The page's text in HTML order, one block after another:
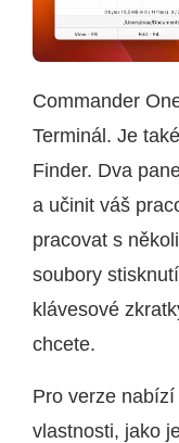
Commander
Terminál. Je
Finder. Dva
a učinit váš
pracovat s
soubory
klávesové
chcete.
Pro verze
vlastnosti, jako